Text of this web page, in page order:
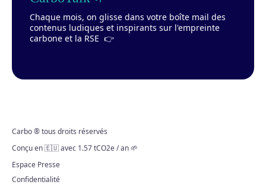
Chaque mois, on glisse dans votre boîte mail des
contenus ludiques et inspirants sur l'empreinte
carbone et la RSE 👉
Carbo ® tous droits réservés
Conçu en 🇪🇺 avec 1.57 tCO2e / an 🌱
Espace Presse
Confidentialité